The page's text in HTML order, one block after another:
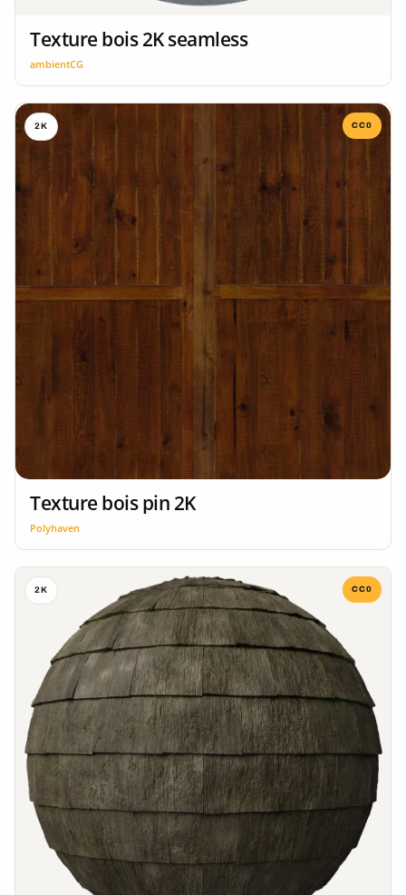
Texture bois 2K seamless
ambientCG
2K CC0
Texture bois pin 2K
Polyhaven
2K CC0